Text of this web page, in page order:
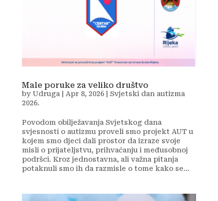
Male poruke za veliko društvo
byUdruga| Apr 8, 2026| Svjetski dan autizma
2026.
Povodom obilježavanja Svjetskog dana
svjesnosti o autizmu proveli smo projekt AUT u
kojem smo djeci dali prostor da izraze svoje
misli o prijateljstvu, prihvaćanju i međusobnoj
podršci. Kroz jednostavna, ali važna pitanja
potaknuli smo ih da razmisle o tome kako se...